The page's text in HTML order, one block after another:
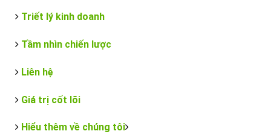
Triết lý kinh doanh
Tầm nhìn chiến lược
Liên hệ
Giá trị cốt lõi
Hiểu thêm về chúng tôi